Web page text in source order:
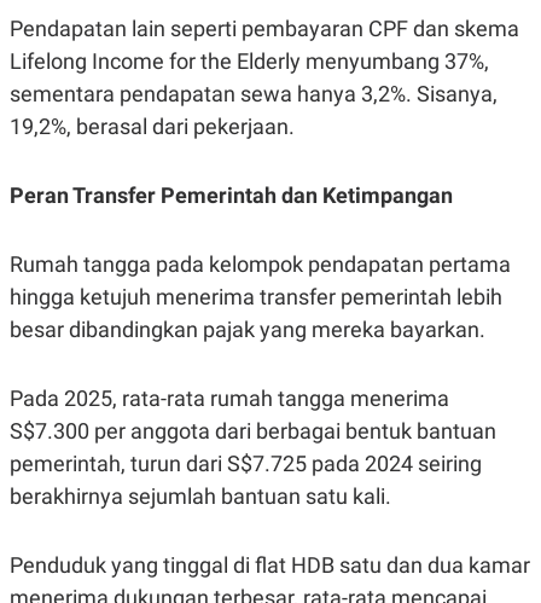
Pendapatan lain seperti pembayaran CPF dan skema
Lifelong Income for the Elderly menyumbang 37%,
sementara pendapatan sewa hanya 3,2%. Sisanya,
19,2%, berasal dari pekerjaan.
Peran Transfer Pemerintah dan Ketimpangan
Rumah tangga pada kelompok pendapatan pertama
hingga ketujuh menerima transfer pemerintah lebih
besar dibandingkan pajak yang mereka bayarkan.
Pada 2025, rata-rata rumah tangga menerima
S$7.300 per anggota dari berbagai bentuk bantuan
pemerintah, turun dari S$7.725 pada 2024 seiring
berakhirnya sejumlah bantuan satu kali.
Penduduk yang tinggal di flat HDB satu dan dua kamar
menerima dukungan terbesar, rata-rata mencapai